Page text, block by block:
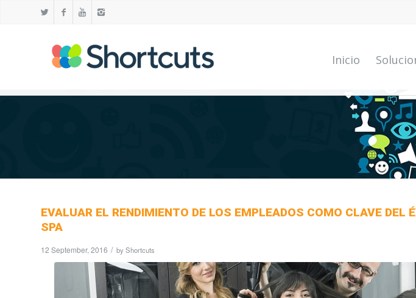
Inicio
EVALUAR EL RENDIMIENTO DE LOS EMPLEADOS COMO CLAVE DEL
SPA
12 September, 2016 / byShortcuts